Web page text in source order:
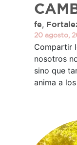
fe,
20 agosto,
Compartir
nosotros
sino que
anima a